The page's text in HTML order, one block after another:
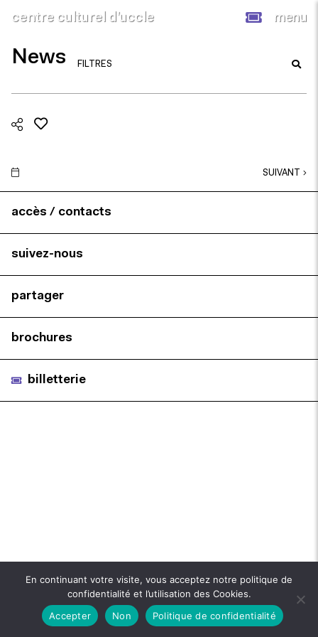
centre culturel d’uccle menu
News FILTRES
SUIVANT
accès / contacts
suivez-nous
partager
brochures
billetterie
En continuant votre visite, vous acceptez notre politique de
confidentialité et l’utilisation des Cookies.
Accepter
Non Politique de confidentialité